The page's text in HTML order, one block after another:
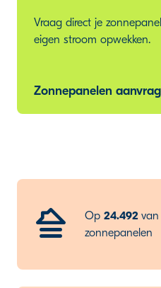
Vraag direct je
eigen stroom opwekken.
Zonnepanelen
Op 24.492
zonnepanelen